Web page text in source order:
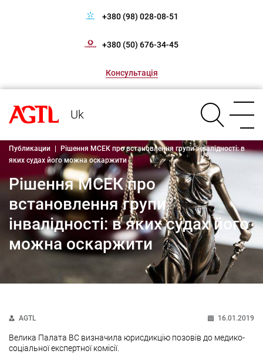
+380 (98) 028-08-51
+380 (50) 676-34-45
Консультація
Uk
Публикации
Рішення МСЕК про встановлення групи інвалідності: в
яких судах його можна оскаржити
Рішення МСЕК про
встановлення групи
інвалідності: в яких судах його
можна оскаржити
AGTL 16.01.2019
Велика Палата ВС визначила юрисдикцію позовів до медико-
соціальної експертної комісії.